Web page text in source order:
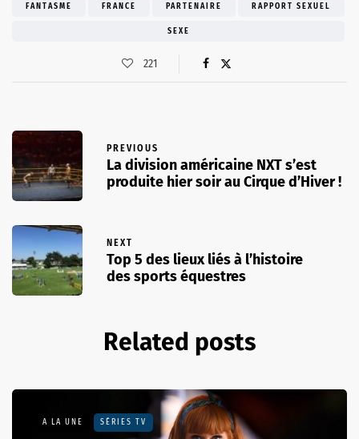
FANTASME FRANCE PARTENAIRE RAPPORT SEXUEL
SEXE
221
PREVIOUS
La division américaine NXT s’est
produite hier soir au Cirque d’Hiver !
NEXT
Top 5 des lieux liés à l’histoire
des sports équestres
Related posts
A LA UNE SÉRIES TV